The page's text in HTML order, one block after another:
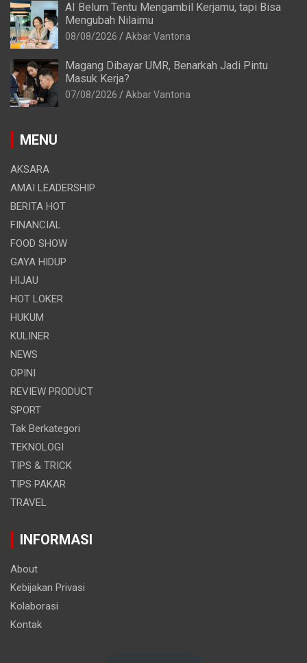
AI Belum Tentu Mengambil Kerjamu, tapi Bisa
Mengubah Nilaimu
08/08/2026 Akbar Vantona
Magang Dibayar UMR, Benarkah Jadi Pintu
Masuk Kerja?
07/08/2026 Akbar Vantona
MENU
AKSARA
AMAI LEADERSHIP
BERITA HOT
FINANCIAL
FOOD SHOW
GAYA HIDUP
HIJAU
HOT LOKER
HUKUM
KULINER
NEWS
OPINI
REVIEW PRODUCT
SPORT
Tak Berkategori
TEKNOLOGI
TIPS & TRICK
TIPS PAKAR
TRAVEL
INFORMASI
About
Kebijakan Privasi
Kolaborasi
Kontak